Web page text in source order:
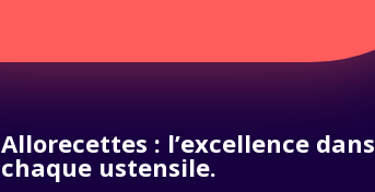
Allorecettes : l’excellence dans
chaque ustensile.